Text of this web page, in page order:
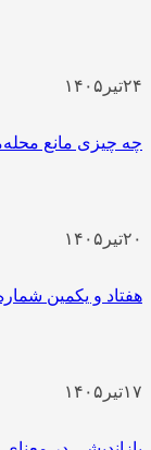
۱۴۰۵
مانع
۱۴۰۵
و یکمین شماره
۱۴۰۵